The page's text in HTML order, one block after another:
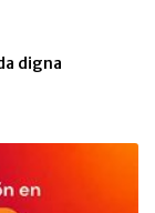
digna